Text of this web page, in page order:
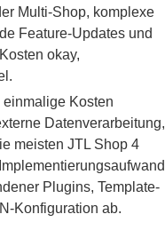
Multi-Shop, komplexe
Feature-Updates und
okay,
Kosten
Datenverarbeitung,
meisten JTL Shop 4
Plugins, Template-
Konfiguration ab.